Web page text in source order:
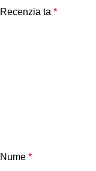
Recenzia ta *
Nume *